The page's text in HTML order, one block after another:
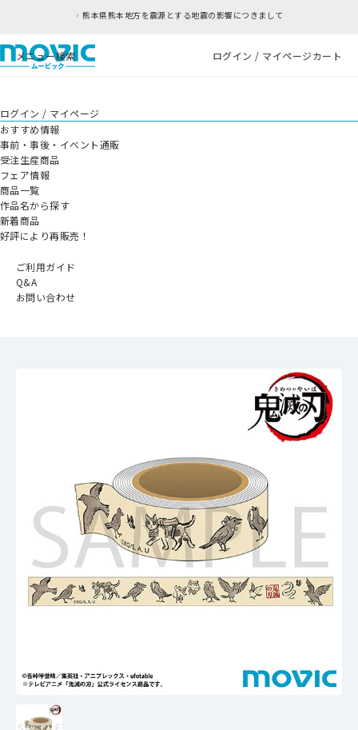
熊本県熊本地方を震源とする地震の影響につきまして
メニュー検索 ログイン / マイページカート
ログイン / マイページ
おすすめ情報
事前・事後・イベント通販
受注生産商品
フェア情報
商品一覧
作品名から探す
新着商品
好評により再販売！
ご利用ガイド
Q&A
お問い合わせ